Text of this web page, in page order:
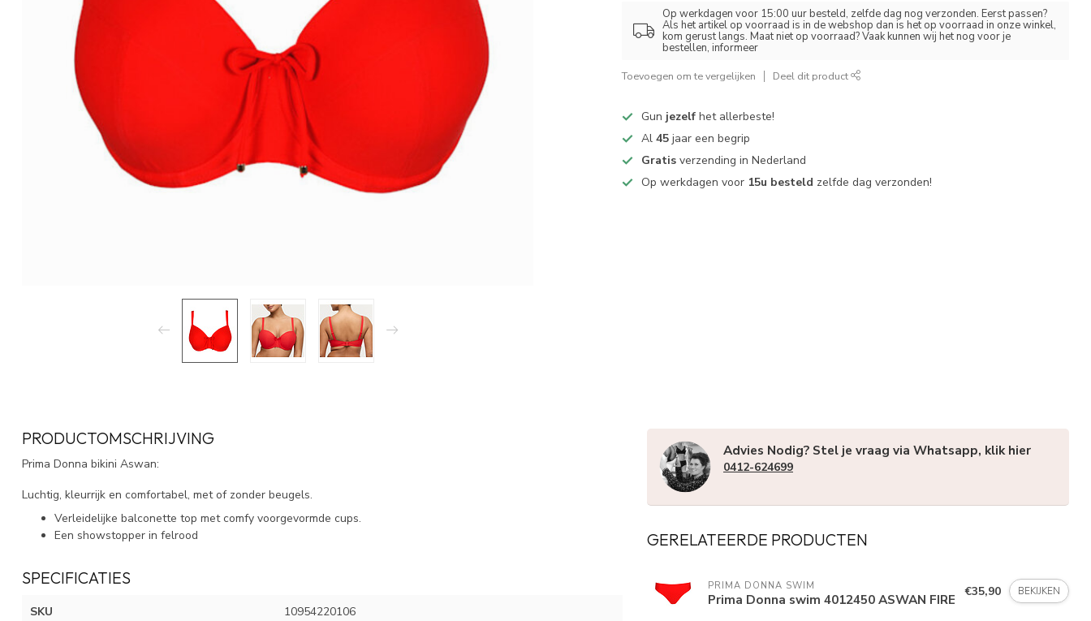
Op werkdagen voor 15:00 uur besteld, zelfde dag nog verzonden. Eerst passen?
Als het artikel op voorraad is in de webshop dan is het op voorraad in onze winkel,
kom gerust langs. Maat niet op voorraad? Vaak kunnen wij het nog voor je
bestellen, informeer
Toevoegen om te vergelijken Deel dit product
Gun jezelf het allerbeste!
Al45 jaar een begrip
Gratis verzending in Nederland
Op werkdagen voor 15u besteld zelfde dag verzonden!
PRODUCTOMSCHRIJVING
Prima Donna bikini Aswan:
Luchtig, kleurrijk en comfortabel, met of zonder beugels.
Verleidelijke balconette top met comfy voorgevormde cups.
Een showstopper in felrood
SPECIFICATIES
SKU 10954220106
Advies Nodig? Stel je vraag via Whatsapp, klik hier
0412-624699
GERELATEERDE PRODUCTEN
PRIMA DONNA SWIM
Prima Donna swim 4012450 ASWAN FIRE €35,90 BEKIJKEN